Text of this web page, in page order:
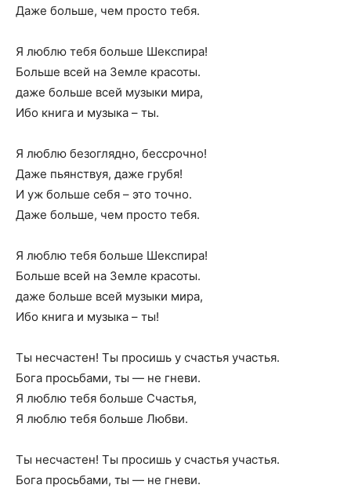
Даже больше, чем просто тебя.
Я люблю тебя больше Шекспира!
Больше всей на Земле красоты.
даже больше всей музыки мира,
Ибо книга и музыка – ты.
Я люблю безоглядно, бессрочно!
Даже пьянствуя, даже грубя!
И уж больше себя – это точно.
Даже больше, чем просто тебя.
Я люблю тебя больше Шекспира!
Больше всей на Земле красоты.
даже больше всей музыки мира,
Ибо книга и музыка – ты!
Ты несчастен! Ты просишь у счастья участья.
Бога просьбами, ты — не гневи.
Я люблю тебя больше Счастья,
Я люблю тебя больше Любви.
Ты несчастен! Ты просишь у счастья участья.
Бога просьбами, ты — не гневи.